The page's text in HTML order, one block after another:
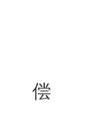
偿